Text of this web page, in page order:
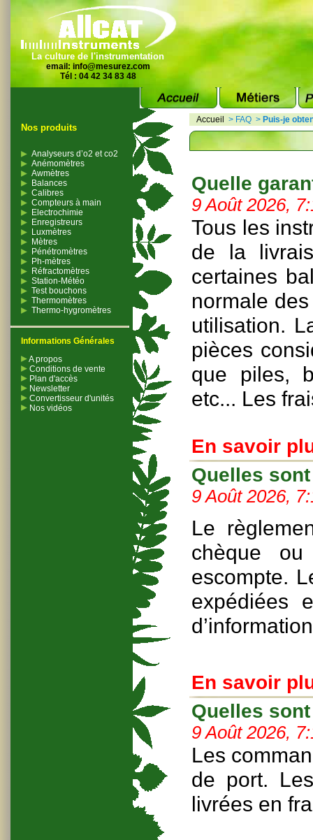
La culture de l'instrumentation
email: info@mesurez.com
Tél : 04 42 34 83 48
Nos produits
Analyseurs d’o2 et co2
Anémomètres
Awmètres
Balances
Calibres
Compteurs à main
Electrochimie
Enregistreurs
Luxmètres
Mètres
Pénétromètres
Ph-mètres
Réfractomètres
Station-Météo
Test bouchons
Thermomètres
Thermo-hygromètres
Informations Générales
A propos
Conditions de vente
Plan d'accès
Newsletter
Convertisseur d'unités
Nos vidéos
Accueil > FAQ > Puis-je
Quelle
9 Août 2026,
Tous les
de la
certaines
normale
utilisation.
pièces
que piles,
etc... Les
En savoir
Quelles
9 Août 2026,
Le
chèque
escompte.
expédiées
En savoir
Quelles
9 Août 2026,
Les
de port.
livrées en